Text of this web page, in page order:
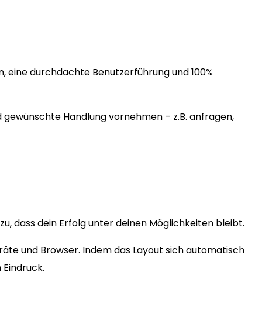
durchdachte Benutzerführung und 100%
Handlung vornehmen – z.B. anfragen,
dass dein Erfolg unter deinen Möglichkeiten bleibt.
und Browser. Indem das Layout sich automatisch